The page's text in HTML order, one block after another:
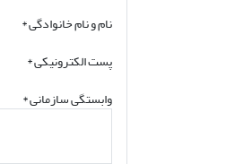
نام و نام خانوادگی*
پست الکترونیکی*
وابستگی سازمانی *